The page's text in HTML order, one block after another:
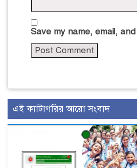
Save my name, email,
এই ক্যাটাগরির আরো সংবাদ